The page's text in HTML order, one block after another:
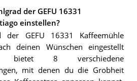
der GEFU 16331
einstellen?
der GEFU 16331 Kaffeemühle
deinen Wünschen eingestellt
bietet 8 verschiedene
mit denen du die Grobheit